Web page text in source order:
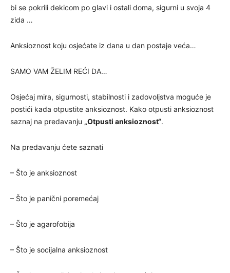
bi se pokrili dekicom po glavi i ostali doma, sigurni u svoja 4
zida …
Anksioznost koju osjećate iz dana u dan postaje veća…
SAMO VAM ŽELIM REĆI DA…
Osjećaj mira, sigurnosti, stabilnosti i zadovoljstva moguće je
postići kada otpustite anksioznost. Kako otpusti anksioznost
saznaj na predavanju „Otpusti anksioznost“.
Na predavanju ćete saznati
– Što je anksioznost
– Što je panični poremećaj
– Što je agarofobija
– Što je socijalna anksioznost